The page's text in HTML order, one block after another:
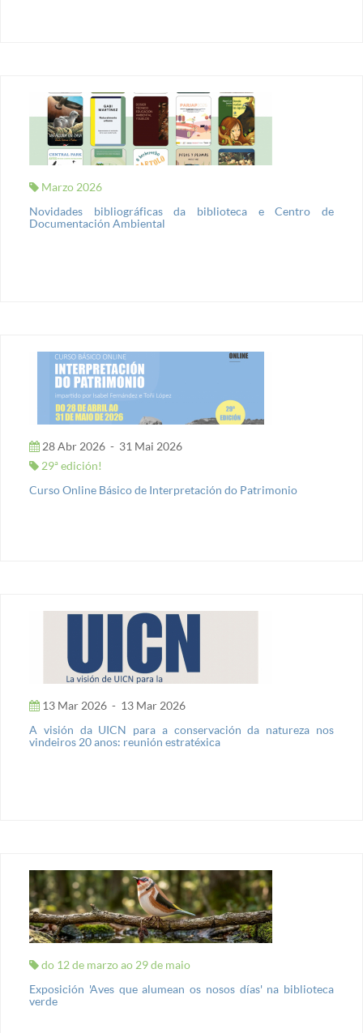
Marzo 2026
Novidades bibliográficas da biblioteca e Centro de
Documentación Ambiental
28 Abr 2026 - 31 Mai 2026
29ª edición!
Curso Online Básico de Interpretación do Patrimonio
13 Mar 2026 - 13 Mar 2026
A visión da UICN para a conservación da natureza nos
vindeiros 20 anos: reunión estratéxica
do 12 de marzo ao 29 de maio
Exposición 'Aves que alumean os nosos días' na biblioteca
verde